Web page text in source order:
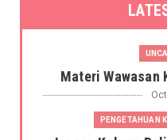
Materi Wawasan
PENGETAHUAN